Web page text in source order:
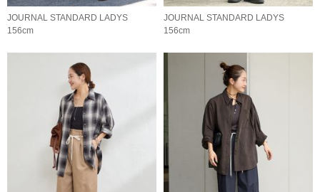
JOURNAL STANDARD LADYS
156cm
JOURNAL STANDARD LADYS
156cm